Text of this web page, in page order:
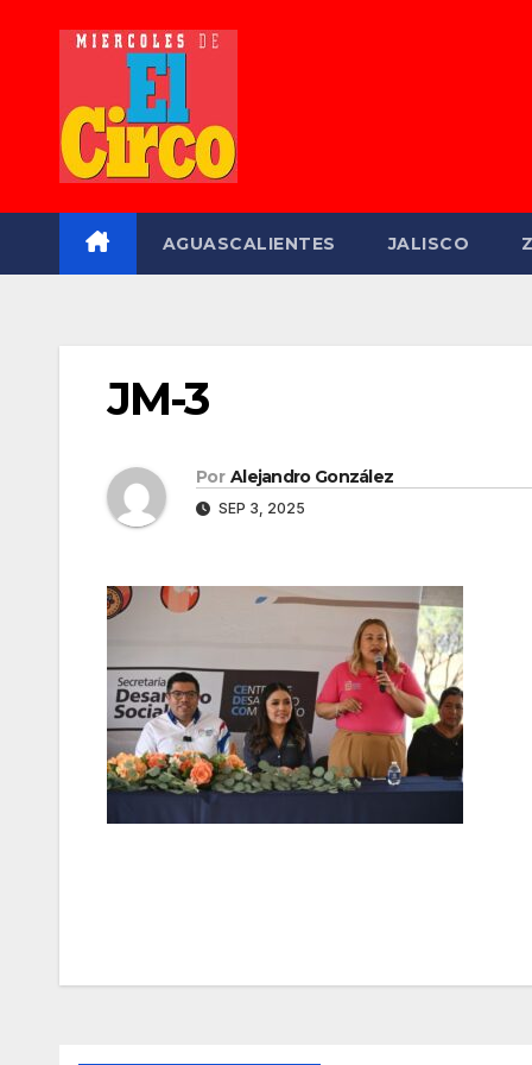
AGUASCALIENTES JALISCO
JM-3
Por Alejandro González
SEP 3, 2025
entradas